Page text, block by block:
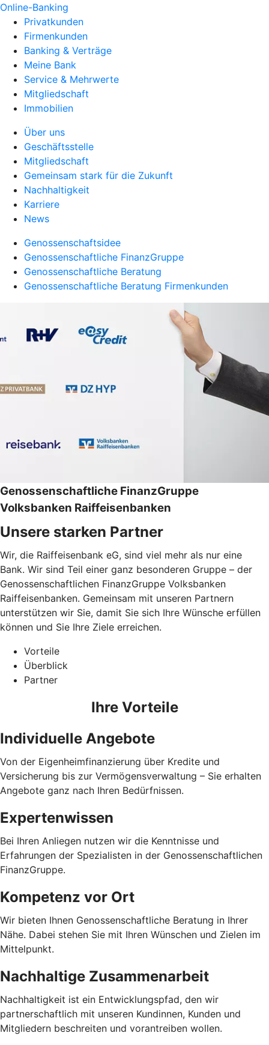
Online-Banking
Privatkunden
Firmenkunden
Banking & Verträge
Meine Bank
Service & Mehrwerte
Mitgliedschaft
Immobilien
Über uns
Geschäftsstelle
Mitgliedschaft
Gemeinsam stark für die Zukunft
Nachhaltigkeit
Karriere
News
Genossenschaftsidee
Genossenschaftliche FinanzGruppe
Genossenschaftliche Beratung
Genossenschaftliche Beratung Firmenkunden
Genossenschaftliche FinanzGruppe
Volksbanken Raiffeisenbanken
Unsere starken Partner
Wir, die Raiffeisenbank eG, sind viel mehr als nur eine
Bank. Wir sind Teil einer ganz besonderen Gruppe – der
Genossenschaftlichen FinanzGruppe Volksbanken
Raiffeisenbanken. Gemeinsam mit unseren Partnern
unterstützen wir Sie, damit Sie sich Ihre Wünsche erfüllen
können und Sie Ihre Ziele erreichen.
Vorteile
Überblick
Partner
Ihre Vorteile
Individuelle Angebote
Von der Eigenheimfinanzierung über Kredite und
Versicherung bis zur Vermögensverwaltung – Sie erhalten
Angebote ganz nach Ihren Bedürfnissen.
Expertenwissen
Bei Ihren Anliegen nutzen wir die Kenntnisse und
Erfahrungen der Spezialisten in der Genossenschaftlichen
FinanzGruppe.
Kompetenz vor Ort
Wir bieten Ihnen Genossenschaftliche Beratung in Ihrer
Nähe. Dabei stehen Sie mit Ihren Wünschen und Zielen im
Mittelpunkt.
Nachhaltige Zusammenarbeit
Nachhaltigkeit ist ein Entwicklungspfad, den wir
partnerschaftlich mit unseren Kundinnen, Kunden und
Mitgliedern beschreiten und vorantreiben wollen.